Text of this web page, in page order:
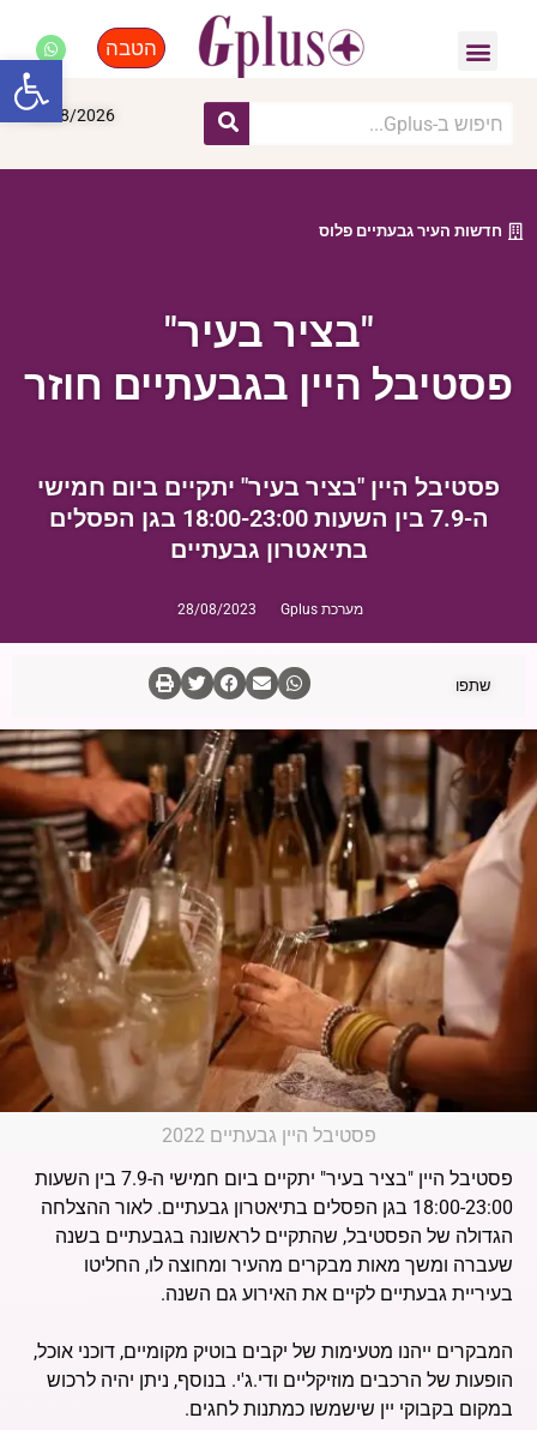
הטבה
10/08/2026
חדשות העיר גבעתיים פלוס
"בציר בעיר"
פסטיבל היין בגבעתיים חוזר
פסטיבל היין "בציר בעיר" יתקיים ביום חמישי
ה-7.9 בין השעות 18:00-23:00 בגן הפסלים
בתיאטרון גבעתיים
מערכת Gplus 28/08/2023
שתפו
פסטיבל היין גבעתיים 2022
פסטיבל היין "בציר בעיר" יתקיים ביום חמישי ה-7.9 בין השעות
18:00-23:00 בגן הפסלים בתיאטרון גבעתיים. לאור ההצלחה
הגדולה של הפסטיבל, שהתקיים לראשונה בגבעתיים בשנה
שעברה ומשך מאות מבקרים מהעיר ומחוצה לו, החליטו
בעיריית גבעתיים לקיים את האירוע גם השנה.
המבקרים ייהנו מטעימות של יקבים בוטיק מקומיים, דוכני אוכל,
הופעות של הרכבים מוזיקליים ודי.ג'י. בנוסף, ניתן יהיה לרכוש
במקום בקבוקי יין שישמשו כמתנות לחגים.
פתח